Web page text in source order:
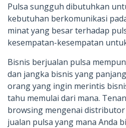
Pulsa sungguh dibutuhkan
kebutuhan berkomunikasi
minat yang besar terhadap
kesempatan-kesempatan
Bisnis berjualan pulsa
dan jangka bisnis yang
orang yang ingin merintis
tahu memulai dari mana.
browsing mengenai distributor
jualan pulsa yang mana Anda